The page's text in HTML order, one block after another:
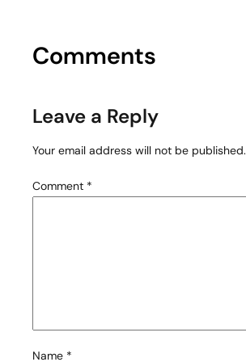
Comments
Leave a Reply
Your email address will not be published.
Comment *
Name *